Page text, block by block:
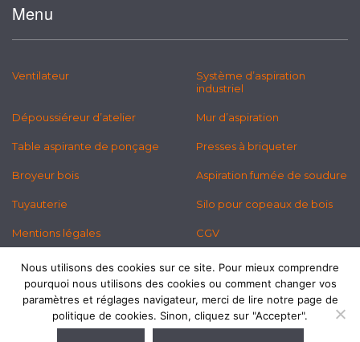
Menu
Ventilateur
Système d’aspiration
industriel
Dépoussiéreur d’atelier Mur d’aspiration
Table aspirante de ponçage Presses à briqueter
Broyeur bois Aspiration fumée de soudure
Tuyauterie Silo pour copeaux de bois
Mentions légales CGV
Politique des cookies Newsletter
Nous utilisons des cookies sur ce site. Pour mieux comprendre
pourquoi nous utilisons des cookies ou comment changer vos
paramètres et réglages navigateur, merci de lire notre page de
politique de cookies. Sinon, cliquez sur "Accepter".